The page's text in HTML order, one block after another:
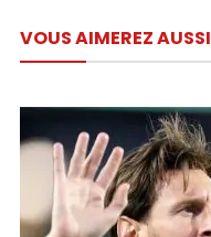
l’article
VOUS AIMEREZ AUSSI